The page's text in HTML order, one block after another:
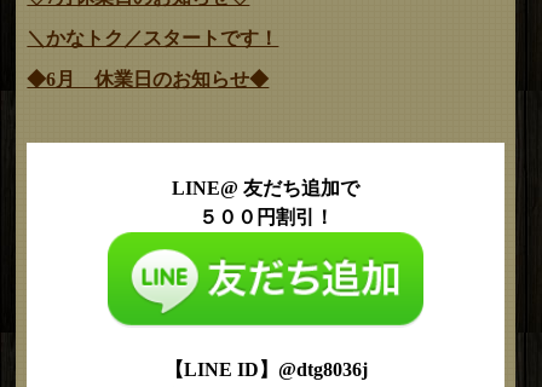
＼かなトク／スタートです！
◆6月 休業日のお知らせ◆
LINE@ 友だち追加で
５００円割引！
【LINE ID】@dtg8036j